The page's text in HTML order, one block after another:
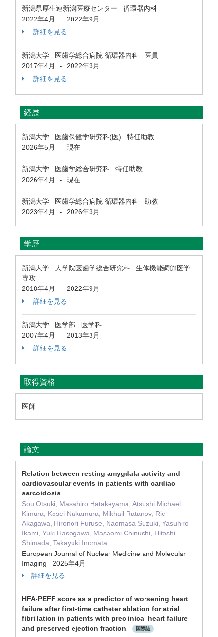
新潟県厚生連新潟医療センター 循環器内科
2022年4月
-
2022年9月
詳細を見る
新潟大学 医歯学総合病院 循環器内科 医員
2017年4月
-
2022年3月
詳細を見る
経歴
新潟大学 医歯保健学研究科(医) 特任助教
2026年5月
- 現在
新潟大学 医歯学総合研究科 特任助教
2026年4月
- 現在
新潟大学 医歯学総合病院 循環器内科 助教
2023年4月
- 2026年3月
学歴
新潟大学 大学院医歯学総合研究科 生体機能調節医学
専攻
2018年4月
-
2022年9月
詳細を見る
新潟大学 医学部 医学科
2007年4月
-
2013年3月
詳細を見る
取得資格
医師
論文
Relation between resting amygdala activity and
cardiovascular events in patients with cardiac
sarcoidosis
Sou Otsuki, Masahiro Hatakeyama, Atsushi Michael
Kimura, Kosei Nakamura, Mikhail Ratanov, Rie
Akagawa, Hironori Furuse, Naomasa Suzuki, Yasuhiro
Ikami, Yuki Hasegawa, Masaomi Chinushi, Hitoshi
Shimada, Takayuki Inomata
European Journal of Nuclear Medicine and Molecular
Imaging 2025年4月
詳細を見る
HFA-PEFF score as a predictor of worsening heart
failure after first-time catheter ablation for atrial
fibrillation in patients with preclinical heart failure
and preserved ejection fraction.
国際誌